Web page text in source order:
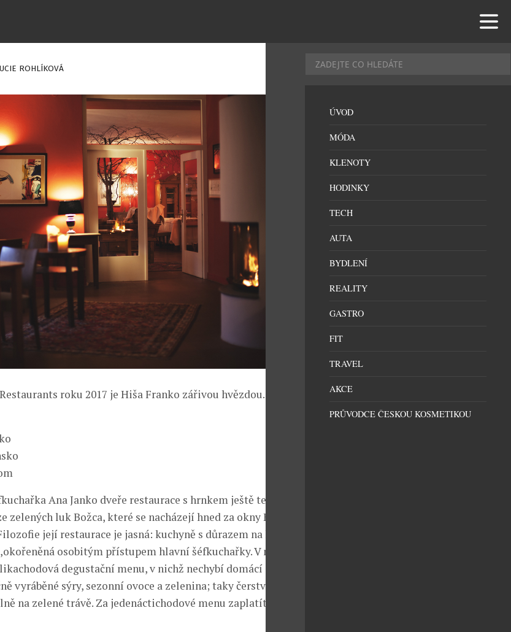
ROHLÍKOVÁ
roku 2017 je Hiša Franko zářivou hvězdou…
Ana Janko dveře restaurace s hrnkem ještě teplého
zelených luk Božca, které se nacházejí hned za okny Hiša
její restaurace je jasná: kuchyně s důrazem na lokální
osobitým přístupem hlavní šéfkuchařky. V menu
degustační menu, v nichž nechybí domácí
vyráběné sýry, sezonní ovoce a zelenina; taky čerstvé maso
na zelené trávě. Za jedenáctichodové menu zaplatíte cca
ÚVOD
MÓDA
KLENOTY
HODINKY
TECH
AUTA
BYDLENÍ
REALITY
GASTRO
FIT
TRAVEL
AKCE
PRŮVODCE ČESKOU KOSMETIKOU